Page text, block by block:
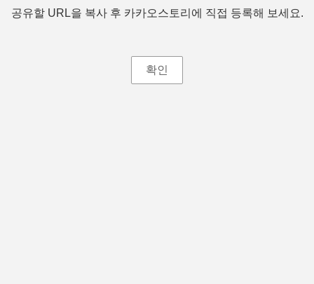
공유할 URL을 복사 후 카카오스토리에 직접 등록해 보세요.
확인